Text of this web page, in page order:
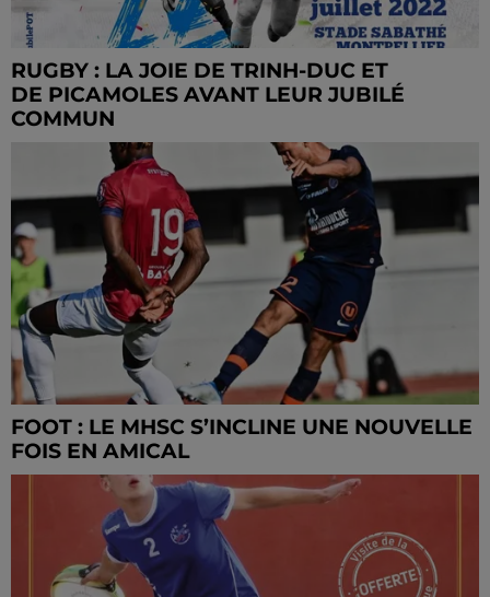
RUGBY : LA JOIE DE TRINH-DUC ET
DE PICAMOLES AVANT LEUR JUBILÉ
COMMUN
FOOT : LE MHSC S’INCLINE UNE NOUVELLE
FOIS EN AMICAL